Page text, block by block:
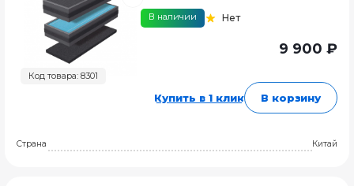
Код товара: 8301
В наличии Нет
9 900 ₽
Купить в 1 клик В корзину
Страна Китай